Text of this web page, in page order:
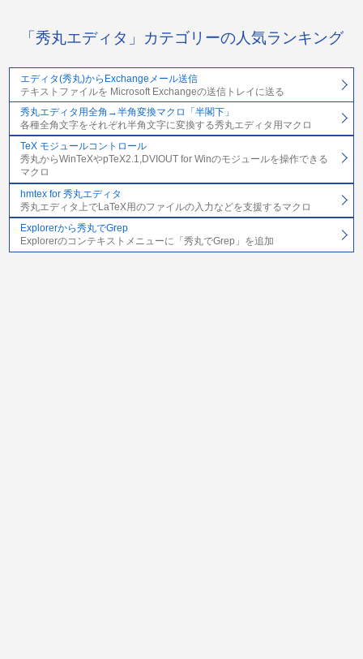
「秀丸エディタ」カテゴリーの人気ランキング
エディタ(秀丸)からExchangeメール送信
テキストファイルを Microsoft Exchangeの送信トレイに送る
秀丸エディタ用全角→半角変換マクロ「半閣下」
各種全角文字をそれぞれ半角文字に変換する秀丸エディタ用マクロ
TeX モジュールコントロール
秀丸からWinTeXやpTeX2.1,DVIOUT for Winのモジュールを操作できる
マクロ
hmtex for 秀丸エディタ
秀丸エディタ上でLaTeX用のファイルの入力などを支援するマクロ
Explorerから秀丸でGrep
Explorerのコンテキストメニューに「秀丸でGrep」を追加